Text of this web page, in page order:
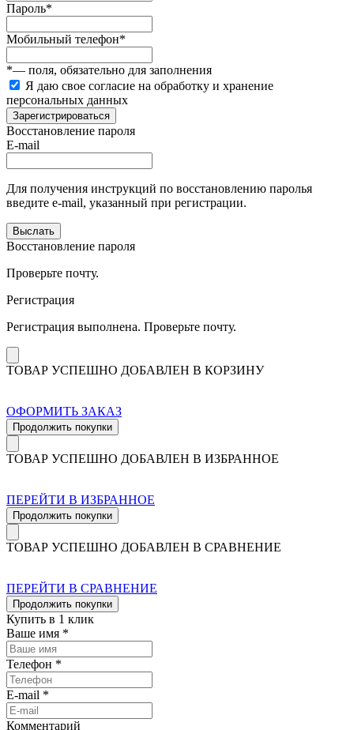
Пароль*
Мобильный телефон*
*— поля, обязательно для заполнения
Я даю свое согласие на обработку и хранение
персональных данных
Зарегистрироваться
Восстановление пароля
E-mail
Для получения инструкций по восстановлению паролья
введите e-mail, указанный при регистрации.
Выслать
Восстановление пароля
Проверьте почту.
Регистрация
Регистрация выполнена. Проверьте почту.
ТОВАР УСПЕШНО ДОБАВЛЕН В КОРЗИНУ
ОФОРМИТЬ ЗАКАЗ
Продолжить покупки
ТОВАР УСПЕШНО ДОБАВЛЕН В ИЗБРАННОЕ
ПЕРЕЙТИ В ИЗБРАННОЕ
Продолжить покупки
ТОВАР УСПЕШНО ДОБАВЛЕН В СРАВНЕНИЕ
ПЕРЕЙТИ В СРАВНЕНИЕ
Продолжить покупки
Купить в 1 клик
Ваше имя *
Телефон *
E-mail *
Комментарий